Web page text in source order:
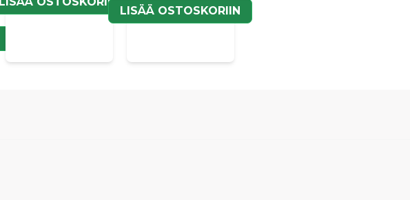
LISÄÄ OSTOSKORIIN